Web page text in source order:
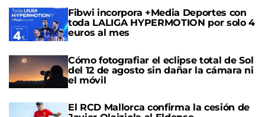
Fibwi incorpora +Media Deportes con
toda LALIGA HYPERMOTION por solo 4
euros al mes
Cómo fotografiar el eclipse total de Sol
del 12 de agosto sin dañar la cámara ni
el móvil
El RCD Mallorca confirma la cesión de